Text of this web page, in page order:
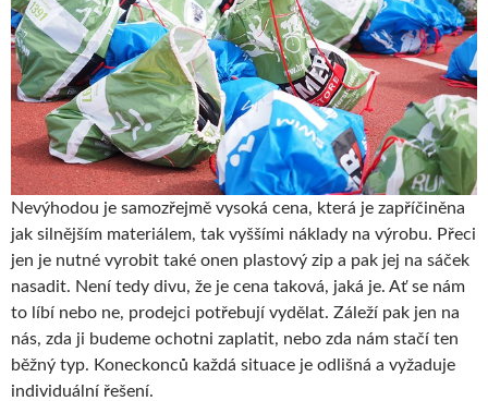
Nevýhodou je samozřejmě vysoká cena, která je zapříčiněna
jak silnějším materiálem, tak vyššími náklady na výrobu. Přeci
jen je nutné vyrobit také onen plastový zip a pak jej na sáček
nasadit. Není tedy divu, že je cena taková, jaká je. Ať se nám
to líbí nebo ne, prodejci potřebují vydělat. Záleží pak jen na
nás, zda ji budeme ochotni zaplatit, nebo zda nám stačí ten
běžný typ. Koneckonců každá situace je odlišná a vyžaduje
individuální řešení.